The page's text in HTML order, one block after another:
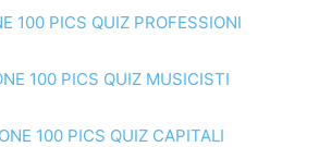
100 PICS QUIZ PROFESSIONI
100 PICS QUIZ MUSICISTI
100 PICS QUIZ CAPITALI